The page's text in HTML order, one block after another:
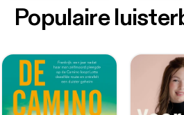
Populaire